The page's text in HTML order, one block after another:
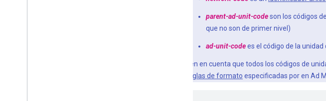
parent-ad-unit-codeson los códigos
que no son de primer nivel)
ad-unit-codees el código de la
Ten en cuenta que todos los códigos de
reglas de formato especificadas por en Ad